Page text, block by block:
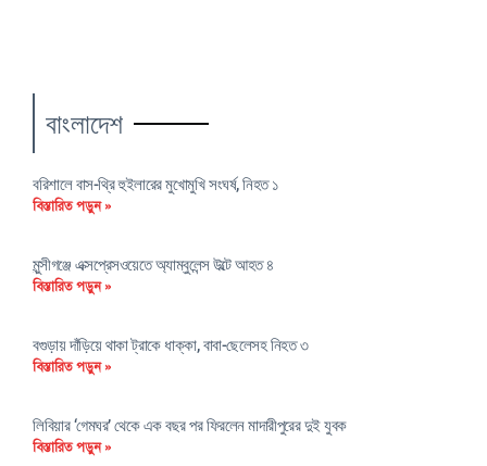
বাংলাদেশ
বরিশালে বাস-থ্রি হুইলারের মুখোমুখি সংঘর্ষ, নিহত ১
বিস্তারিত পড়ুন »
মুন্সীগঞ্জে এক্সপ্রেসওয়েতে অ্যাম্বুলেন্স উল্টে আহত ৪
বিস্তারিত পড়ুন »
বগুড়ায় দাঁড়িয়ে থাকা ট্রাকে ধাক্কা, বাবা-ছেলেসহ নিহত ৩
বিস্তারিত পড়ুন »
লিবিয়ার ‘গেমঘর’ থেকে এক বছর পর ফিরলেন মাদারীপুরের দুই যুবক
বিস্তারিত পড়ুন »